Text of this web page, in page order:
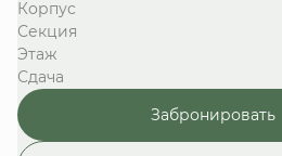
Корпус
Секция
Этаж
Сдача
Забронировать